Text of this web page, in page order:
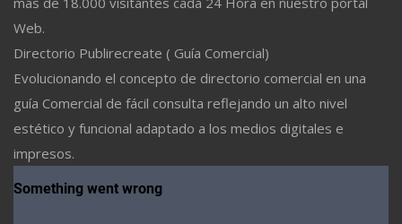
Web.
Directorio Publirecreate ( Guía Comercial)
Evolucionando el concepto de directorio comercial en una
guía Comercial de fácil consulta reflejando un alto nivel
estético y funcional adaptado a los medios digitales e
impresos.